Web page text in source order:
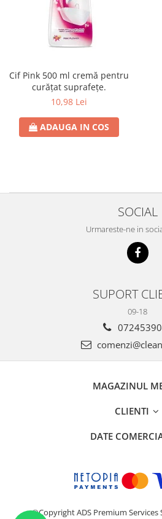
Cif Pink 500 ml cremă pentru
curățat suprafețe.
10,98 Lei
ADAUGA IN COS
SOCIAL
Urmareste-ne in
SUPORT
09-18
MAGAZINUL
CLIENTI
DATE
©Copyright ADS Premium Services